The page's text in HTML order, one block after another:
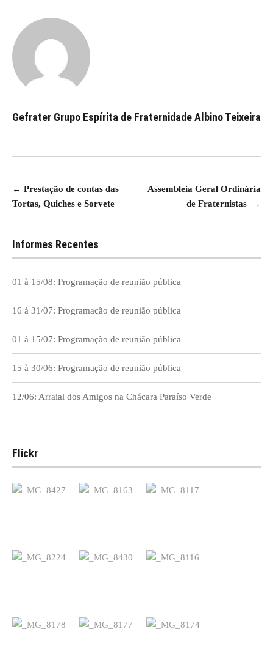
Gefrater Grupo Espírita de Fraternidade Albino Teixeira
Navegação
de
← Prestação de contas das
Tortas, Quiches e Sorvete
Assembleia Geral Ordinária
de Fraternistas
→
Informes Recentes
01 à 15/08: Programação de reunião pública
16 à 31/07: Programação de reunião pública
01 à 15/07: Programação de reunião pública
15 à 30/06: Programação de reunião pública
12/06: Arraial dos Amigos na Chácara Paraíso Verde
Flickr